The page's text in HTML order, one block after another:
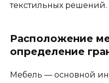
текстильных решений.
Расположение
определение
Мебель — основной